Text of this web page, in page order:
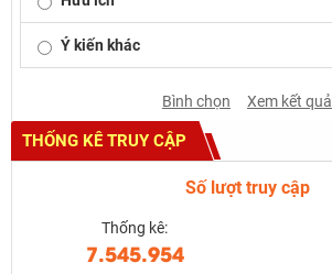
Ý kiến khác
Bình chọn Xem kết quả
THỐNG KÊ TRUY CẬP
Số lượt truy cập
Thống kê:
7.545.954